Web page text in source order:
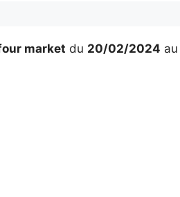
market du 20/02/2024 au